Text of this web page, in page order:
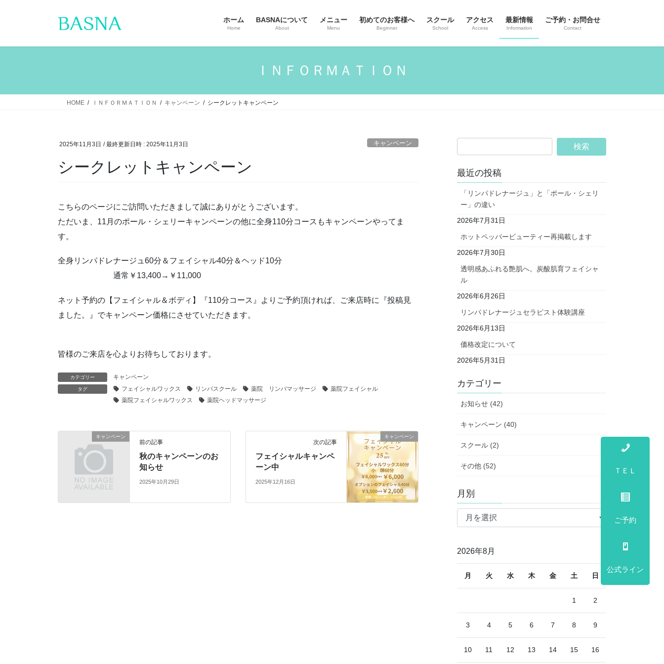
ホーム
Home
BASNAについて
About
メニュー
Menu
初めてのお客様へ
Beginner
スクール
School
アクセス
Access
最新情報
Information
ご予約・お問合せ
Contact
ＩＮＦＯＲＭＡＴＩＯＮ
HOME ＩＮＦＯＲＭＡＴＩＯＮ キャンペーン シークレットキャンペーン
2025年11月3日 / 最終更新日時 : 2025年11月3日 キャンペーン
シークレットキャンペーン
こちらのページにご訪問いただきまして誠にありがとうございます。
ただいま、11月のポール・シェリーキャンペーンの他に全身110分コースもキャンペーンやってま
す。
全身リンパドレナージュ60分＆フェイシャル40分＆ヘッド10分
通常￥13,400→￥11,000
ネット予約の【フェイシャル＆ボディ】『110分コース』よりご予約頂ければ、ご来店時に『投稿見
ました。』でキャンペーン価格にさせていただきます。
皆様のご来店を心よりお待ちしております。
カテゴリー キャンペーン
タグ フェイシャルワックス リンパスクール 薬院 リンパマッサージ
薬院フェイシャル
薬院フェイシャルワックス
薬院ヘッドマッサージ
キャンペーン
前の記事
秋のキャンペーンのお
知らせ
2025年10月29日
キャンペーン
次の記事
フェイシャルキャンペ
ーン中
2025年12月16日
最近の投稿
「リンパドレナージュ」と「ポール・シェリ
ー」の違い
2026年7月31日
ホットペッパービューティー再掲載します
2026年7月30日
透明感あふれる艶肌へ。炭酸肌育フェイシャ
ル
2026年6月26日
リンパドレナージュセラピスト体験講座
2026年6月13日
価格改定について
2026年5月31日
カテゴリー
お知らせ (42)
キャンペーン (40)
スクール (2)
その他 (52)
月別
月
2026年8月
月 火 水 木 金 土 日
1 2
3 4 5 6 7 8 9
10 11 12 13 14 15 16
ＴＥＬ
ご予約
公式ライン